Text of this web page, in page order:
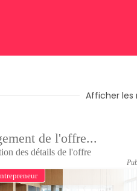
Afficher les
de l'offre...
des détails de l'offre